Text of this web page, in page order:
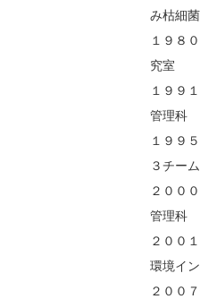
み枯細
１９８
究室
１９９
管理科
１９９
３チーム
２００
管理科
２００
環境イ
２００